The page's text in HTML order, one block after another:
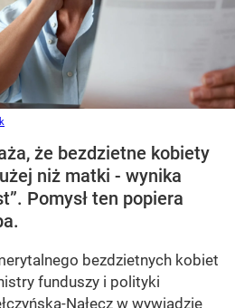
że bezdzietne kobiety
niż matki - wynika
Pomysł ten popiera
bezdzietnych kobiet
funduszy i polityki
Nałęcz w wywiadzie